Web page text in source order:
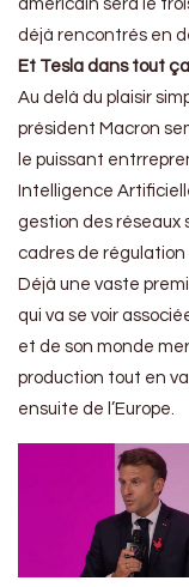
américain sera le
déjà rencontrés en
Et Tesla dans tout
Au delà du plaisir
président Macron
le puissant
Intelligence
gestion des réseaux
cadres de
Déjà une vaste
qui va se voir
et de son monde
production tout en
ensuite de l’Europe.